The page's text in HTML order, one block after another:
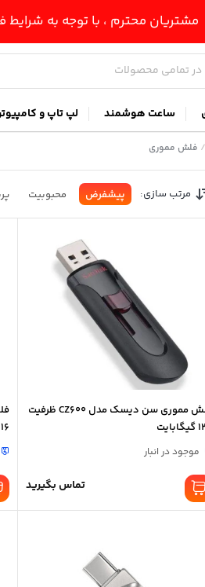
مشتریان محترم ، با توجه به
ساعت هوشمند لپ تاپ و
/ فلش مموری
مرتب سازی: پیشفرض محبوبیت
فلش مموری سن دیسک مدل CZ600 ظرفیت
موجود در انبار
تماس بگیرید
16 گیگابایت